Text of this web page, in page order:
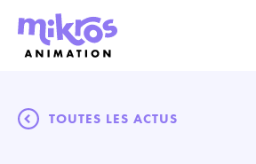
TOUTES LES ACTUS